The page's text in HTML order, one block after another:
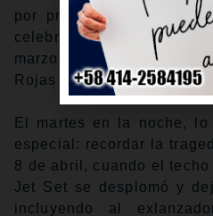
por primera vez desde
celebró dos partidos de
marzo entre los Rays de
Rojas de Boston.
El martes en la noche,
especial: recordar la
8 de abril, cuando el
Jet Set se desplomó y
incluyendo al